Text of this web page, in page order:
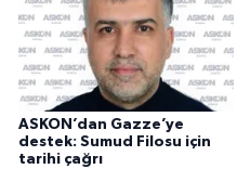
ASKON’dan Gazze’ye
destek: Sumud Filosu için
tarihi çağrı